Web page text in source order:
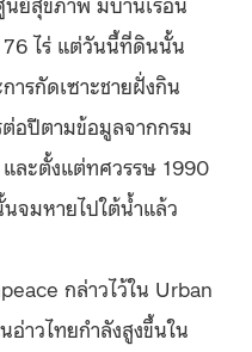
76 ไร่ แต่วันนี้ที่ดินนั้น
ารกัดเซาะชายฝั่งกิน
อปีตามข้อมูลจากกรม
ละตั้งแต่ทศวรรษ 1990
จมหายไปใต้น้ำแล้ว
กล่าวไว้ใน Urban
าวไทยกำลังสูงขึ้นใน